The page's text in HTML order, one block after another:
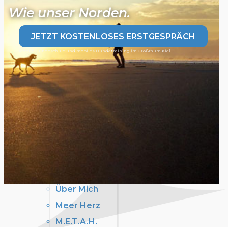
Home
Über Mich
Meer Herz
M.E.T.A.H.
Wie unser Norden.
JETZT KOSTENLOSES ERSTGESPRÄCH
Mobile Hundeschule und mobiles Hundetraining im Großraum Kiel